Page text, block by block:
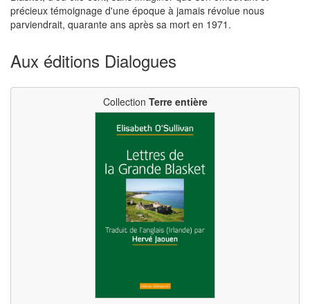
précieux témoignage d'une époque à jamais révolue nous
parviendrait, quarante ans après sa mort en 1971.
Aux éditions Dialogues
Collection Terre entière